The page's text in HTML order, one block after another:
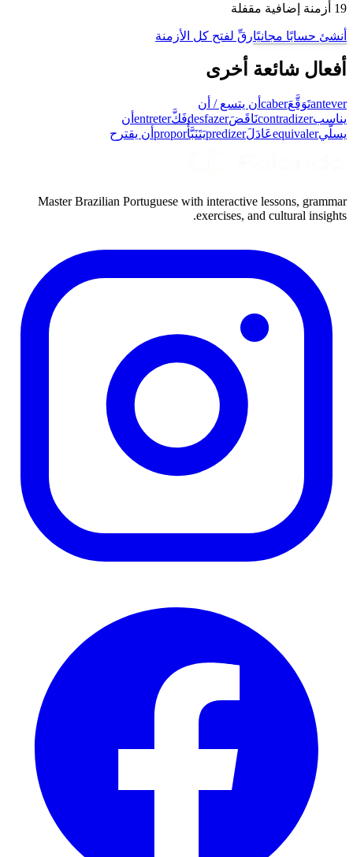
19 أزمنة إضافية مقفلة
أنشئ حسابًا مجانيًارقِّ لفتح كل الأزمنة
أفعال شائعة أخرى
anteverتَوَقَّعَcaber أن يتسع / أن
يناسبcontradizerنَاقَضَdesfazerفَكَّentreter أن
يسلّيequivalerعَادَلَpredizerيَتَنَبَّأُpropor أن يقترح
Master Brazilian Portuguese with interactive lessons, grammar
exercises, and cultural insights.